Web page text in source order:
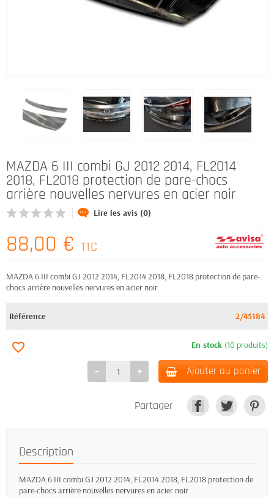
MAZDA 6 III combi GJ 2012 2014, FL2014
2018, FL2018 protection de pare-chocs
arrière nouvelles nervures en acier noir
Lire les avis (0)
88,00 € TTC
MAZDA 6 III combi GJ 2012 2014, FL2014 2018, FL2018 protection de pare-
chocs arrière nouvelles nervures en acier noir
Référence 2/45184
En stock (10 produits)
Ajouter au panier
favorite_border
Partager
Description
MAZDA 6 III combi GJ 2012 2014, FL2014 2018, FL2018 protection de
pare-chocs arrière nouvelles nervures en acier noir